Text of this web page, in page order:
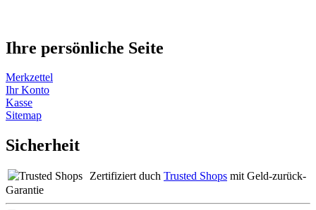
Ihre persönliche Seite
Merkzettel
Ihr Konto
Kasse
Sitemap
Sicherheit
Zertifiziert duch Trusted Shops mit Geld-zurück-
Garantie